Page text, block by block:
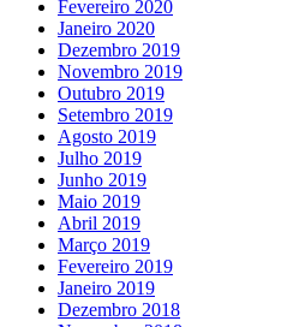
Fevereiro 2020
Janeiro 2020
Dezembro 2019
Novembro 2019
Outubro 2019
Setembro 2019
Agosto 2019
Julho 2019
Junho 2019
Maio 2019
Abril 2019
Março 2019
Fevereiro 2019
Janeiro 2019
Dezembro 2018